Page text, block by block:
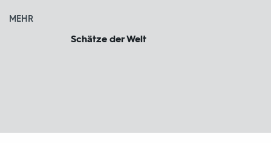
MEHR
Schätze der Welt